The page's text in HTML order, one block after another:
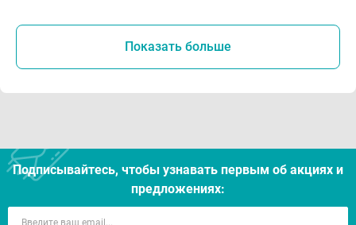
Показать больше
Подписывайтесь, чтобы узнавать первым об акцияx и
предложениях: